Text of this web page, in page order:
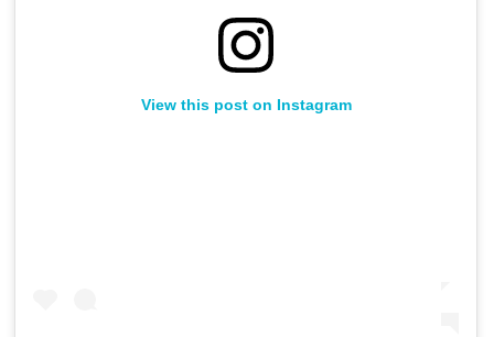
View this post on Instagram